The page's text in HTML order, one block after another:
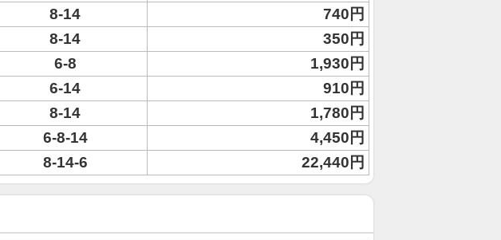
8-14 740円
8-14
350円
6-8
1,930円
6-14
910円
8-14
1,780円
6-8-14
4,450円
8-14-6 22,440円